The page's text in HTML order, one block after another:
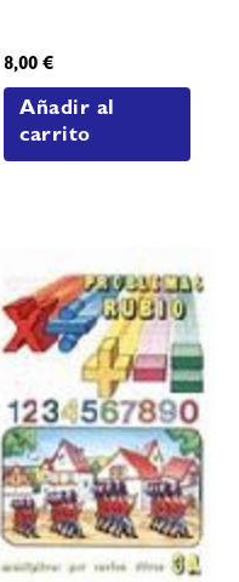
8,00€
Añadir al
carrito